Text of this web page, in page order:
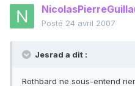
Posté 24 avril 2007
Jesrad a dit :
Rothbard ne sous-entend